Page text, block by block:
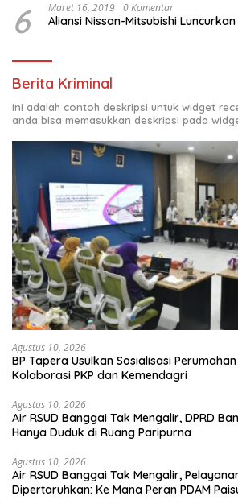
6 Maret 16, 2019 0 Komentar
Aliansi Nissan-Mitsubishi
Berita Kriminal
Ini adalah contoh deskripsi untuk widget
anda bisa memasukkan deskripsi pada
Agustus 10, 2026
BP Tapera Usulkan Sosialisasi
Kolaborasi PKP dan Kemendagri
Agustus 10, 2026
Air RSUD Banggai Tak Mengalir, DPRD
Hanya Duduk di Ruang Paripurna
Agustus 10, 2026
Air RSUD Banggai Tak Mengalir,
Dipertaruhkan: Ke Mana Peran PDAM